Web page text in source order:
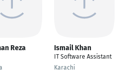
Reza Ismail Khan
IT Software Assistant
Karachi